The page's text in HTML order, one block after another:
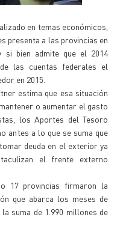
en temas económicos,
presenta a las provincias en
bien admite que el 2014
las cuentas federales el
en 2015.
estima que esa situación
o aumentar el gasto
los Aportes del Tesoro
antes a lo que se suma que
deuda en el exterior ya
el frente externo
17 provincias firmaron la
que abarca los meses de
suma de 1.990 millones de